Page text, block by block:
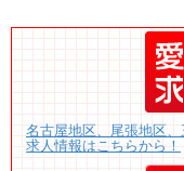
名古屋地区、尾張地区
求人情報はこちらから！